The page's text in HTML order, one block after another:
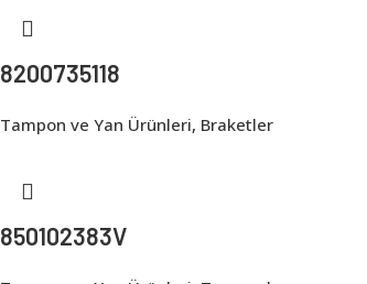
8200735118
Tampon ve Yan Ürünleri, Braketler
850102383V